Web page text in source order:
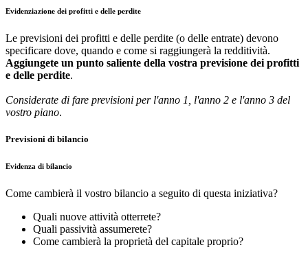
Evidenziazione dei profitti e delle perdite
Le previsioni dei profitti e delle perdite (o delle entrate) devono
specificare dove, quando e come si raggiungerà la redditività.
Aggiungete un punto saliente della vostra previsione dei profitti
e delle perdite.
Considerate di fare previsioni per l'anno 1, l'anno 2 e l'anno 3 del
vostro piano.
Previsioni di bilancio
Evidenza di bilancio
Come cambierà il vostro bilancio a seguito di questa iniziativa?
Quali nuove attività otterrete?
Quali passività assumerete?
Come cambierà la proprietà del capitale proprio?